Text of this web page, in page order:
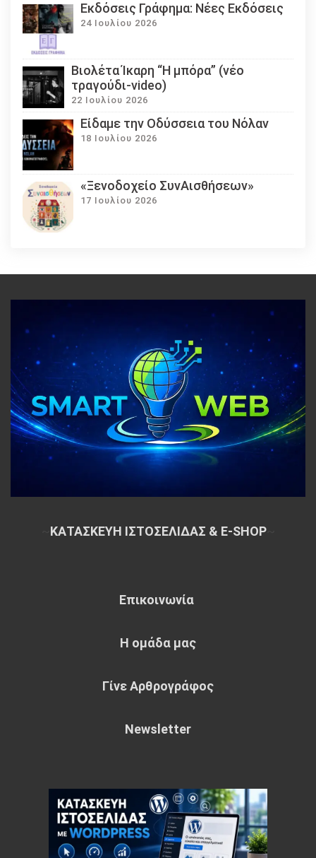
Εκδόσεις Γράφημα: Νέες Εκδόσεις
24 Ιουλίου 2026
Βιολέτα Ίκαρη “Η μπόρα” (νέο
τραγούδι-video)
22 Ιουλίου 2026
Eίδαμε την Οδύσσεια του Νόλαν
18 Ιουλίου 2026
«Ξενοδοχείο ΣυνΑισθήσεων»
17 Ιουλίου 2026
ΚΑΤΑΣΚΕΥΗ ΙΣΤΟΣΕΛΙΔΑΣ & E-SHOP~
Επικοινωνία
Η ομάδα μας
Γίνε Αρθρογράφος
Newsletter